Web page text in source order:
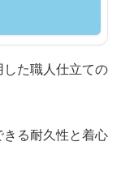
た職人仕立ての
る耐久性と着心